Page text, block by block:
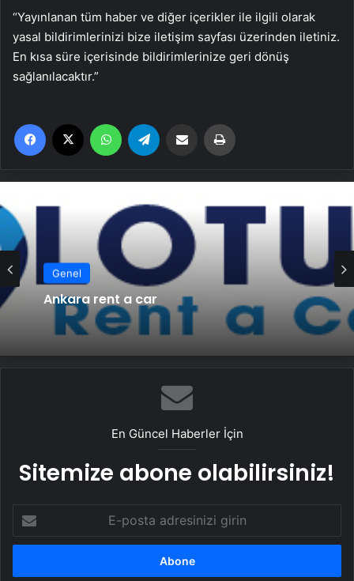
“Yayınlanan tüm haber ve diğer içerikler ile ilgili olarak
yasal bildirimlerinizi bize iletişim sayfası üzerinden iletiniz.
En kısa süre içerisinde bildirimlerinize geri dönüş
sağlanılacaktır.”
Facebook WhatsApp Email'den paylaş
Genel
Ankara rent a car
En Güncel Haberler İçin
Sitemize abone olabilirsiniz!
posta
adresinizi